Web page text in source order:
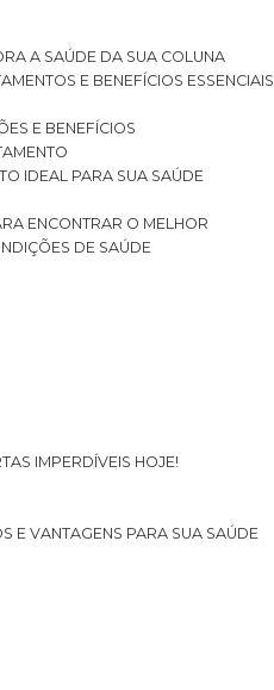
A SAÚDE DA SUA COLUNA
E BENEFÍCIOS ESSENCIAIS
E BENEFÍCIOS
IDEAL PARA SUA SAÚDE
ENCONTRAR O MELHOR
DE SAÚDE
IMPERDÍVEIS HOJE!
E VANTAGENS PARA SUA SAÚDE